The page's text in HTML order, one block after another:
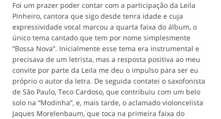
Foi um prazer poder contar com a participação da Leila
Pinheiro, cantora que sigo desde tenra idade e cuja
expressividade vocal marcou a quarta faixa do álbum, o
único tema cantado que tem por nome simplesmente
“Bossa Nova”. Inicialmente esse tema era instrumental e
precisava de um letrista, mas a resposta positiva ao meu
convite por parte da Leila me deu o impulso para ser eu
próprio o autor da letra. De seguida contatei o saxofonista
de São Paulo, Teco Cardoso, que contribuiu com um belo
solo na “Modinha”, e, mais tarde, o aclamado violoncelista
Jaques Morelenbaum, que toca na primeira faixa do